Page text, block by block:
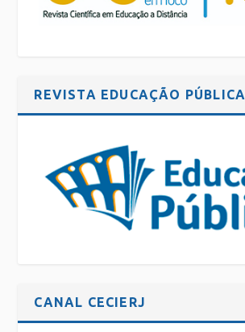
REVISTA EDUCAÇÃO PÚBLICA
CANAL CECIERJ